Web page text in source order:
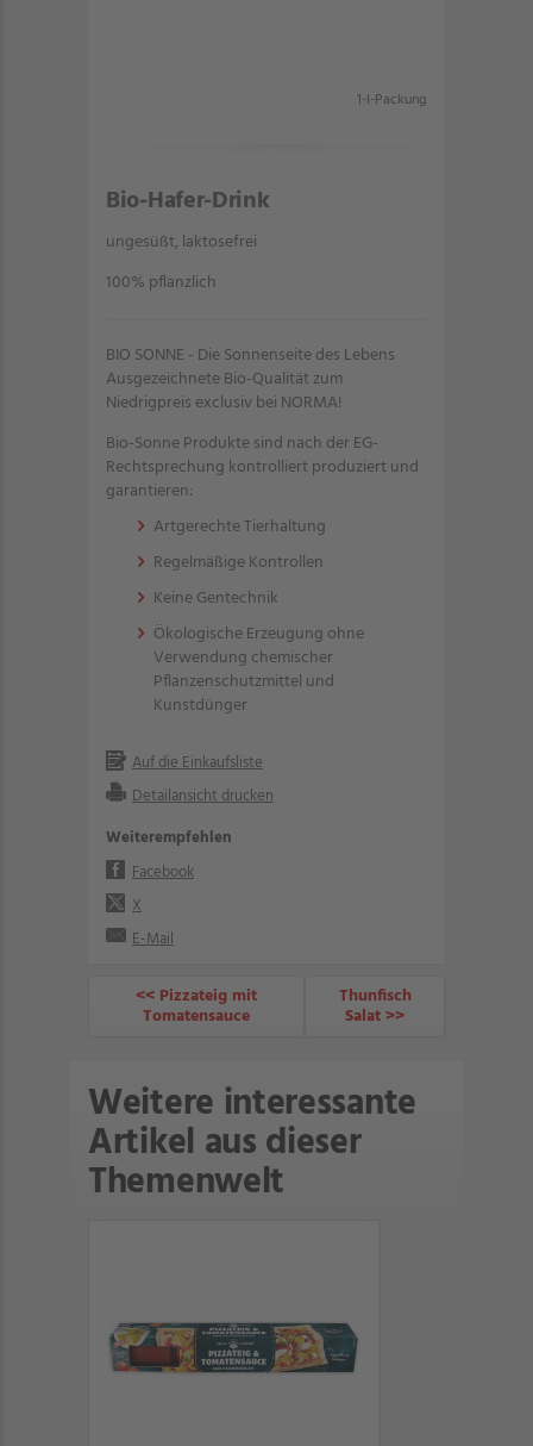
1-l-Packung
Bio-Hafer-Drink
ungesüßt, laktosefrei
100% pflanzlich
BIO SONNE - Die Sonnenseite des Lebens
Ausgezeichnete Bio-Qualität zum
Niedrigpreis exclusiv bei NORMA!
Bio-Sonne Produkte sind nach der EG-
Rechtsprechung kontrolliert produziert und
garantieren:
Artgerechte Tierhaltung
Regelmäßige Kontrollen
Keine Gentechnik
Ökologische Erzeugung ohne
Verwendung chemischer
Pflanzenschutzmittel und
Kunstdünger
Auf die Einkaufsliste
Detailansicht drucken
Weiterempfehlen
Facebook
X
E-Mail
<< Pizzateig mit
Tomatensauce
Thunfisch
Salat >>
Weitere interessante
Artikel aus dieser
Themenwelt